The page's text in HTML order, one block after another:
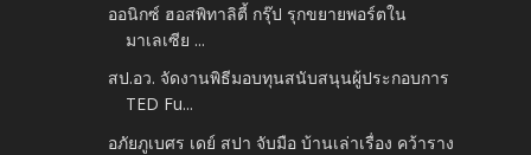
ออนิกซ์ ฮอสพิทาลิตี้ กรุ๊ป รุกขยายพอร์ตใน
มาเลเซีย ...
สป.อว. จัดงานพิธีมอบทุนสนับสนุนผู้ประกอบการ
TED Fu...
อภัยภูเบศร เดย์ สปา จับมือ บ้านเล่าเรื่อง คว้าราง